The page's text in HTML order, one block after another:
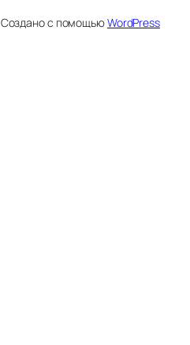
Создано с помощьюWordPress